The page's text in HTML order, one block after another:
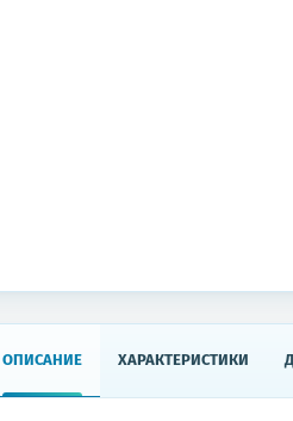
ОПИСАНИЕ ХАРАКТЕРИСТИКИ